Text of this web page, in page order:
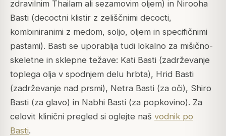
zdravilnim Thailam ali sezamovim oljem) in Nirooha
Basti (decoctni klistir z zeliščnimi decocti,
kombiniranimi z medom, soljo, oljem in specifičnimi
pastami). Basti se uporablja tudi lokalno za mišično-
skeletne in sklepne težave: Kati Basti (zadrževanje
toplega olja v spodnjem delu hrbta), Hrid Basti
(zadrževanje nad prsmi), Netra Basti (za oči), Shiro
Basti (za glavo) in Nabhi Basti (za popkovino). Za
celovit klinični pregled si oglejte naš vodnik po
Basti.